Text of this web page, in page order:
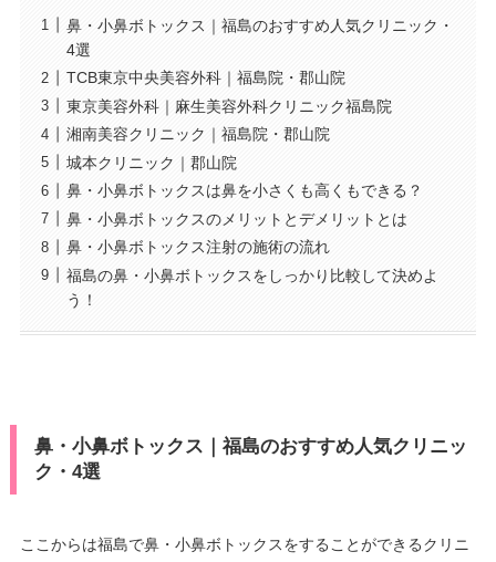
鼻・小鼻ボトックス｜福島のおすすめ人気クリニック・
4選
TCB東京中央美容外科｜福島院・郡山院
東京美容外科｜麻生美容外科クリニック福島院
湘南美容クリニック｜福島院・郡山院
城本クリニック｜郡山院
鼻・小鼻ボトックスは鼻を小さくも高くもできる？
鼻・小鼻ボトックスのメリットとデメリットとは
鼻・小鼻ボトックス注射の施術の流れ
福島の鼻・小鼻ボトックスをしっかり比較して決めよ
う！
鼻・小鼻ボトックス｜福島のおすすめ人気クリニッ
ク・4選
ここからは福島で鼻・小鼻ボトックスをすることができるクリニ